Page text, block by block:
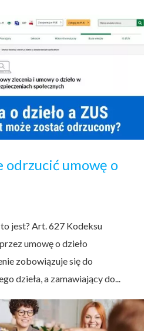
odrzucić umowę o
jest? Art. 627 Kodeksu
umowę o dzieło
zobowiązuje się do
dzieła, a zamawiający do...